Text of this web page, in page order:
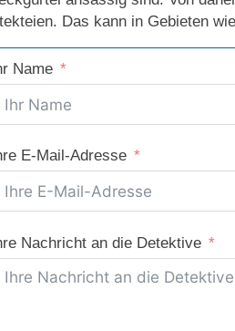
Das kann in Gebieten
Name
E-Mail-Adresse
Nachricht an die Detektive